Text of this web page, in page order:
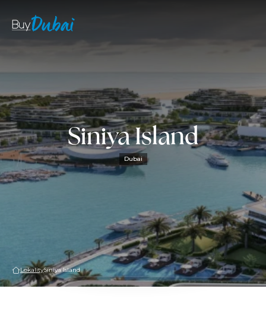
Siniya Island
Dubai
LokalitySiniya Island